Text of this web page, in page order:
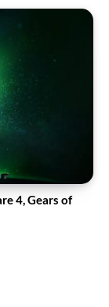
4, Gears of